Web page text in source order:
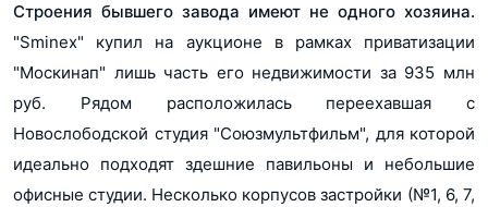
Строения бывшего завода имеют не одного хозяина.
"Sminex" купил на аукционе в рамках приватизации
"Москинап" лишь часть его недвижимости за 935 млн
руб. Рядом расположилась переехавшая с
Новослободской студия "Союзмультфильм", для которой
идеально подходят здешние павильоны и небольшие
офисные студии. Несколько корпусов застройки (№1, 6, 7,